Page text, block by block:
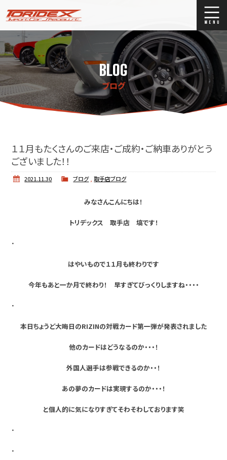
ブログ
Stock list
ストックリスト
買取
BLOG
ブログ
１１月もたくさんのご来店・ご成約・ご納車ありがとう
ございました！！
2021.11.30 ブログ,取手店ブログ
みなさんこんにちは！
トリデックス 取手店 塙です！
・
はやいもので１１月も終わりです
今年もあと一か月で終わり！ 早すぎてびっくりしますね・・・・
・
本日ちょうど大晦日のRIZINの対戦カード第一弾が発表されました
他のカードはどうなるのか・・・！
外国人選手は参戦できるのか・・！
あの夢のカードは実現するのか・・・！
と個人的に気になりすぎてそわそわしております笑
・
・